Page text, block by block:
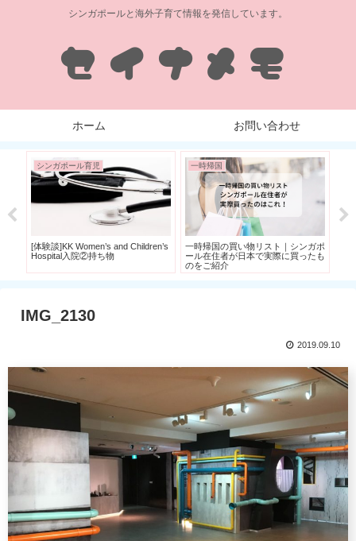
シンガポールと海外子育て情報を発信しています。
ホーム お問い合わせ
シンガポール育児
[体験談]KK Women’s and Children’s
Hospital入院②持ち物
一時帰国
一時帰国の買い物リスト｜シンガポ
ール在住者が日本で実際に買ったも
のをご紹介
IMG_2130
2019.09.10